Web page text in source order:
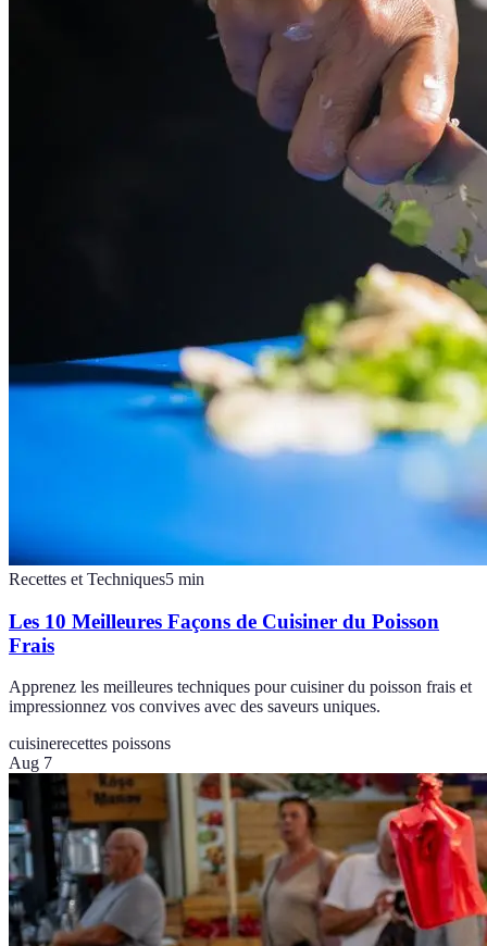
Recettes et Techniques5 min
Les 10 Meilleures Façons de Cuisiner du Poisson
Frais
Apprenez les meilleures techniques pour cuisiner du poisson frais et
impressionnez vos convives avec des saveurs uniques.
cuisinerecettes poissons
Aug 7